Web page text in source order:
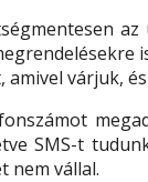
várjuk,
SMS-t
nem vállal.